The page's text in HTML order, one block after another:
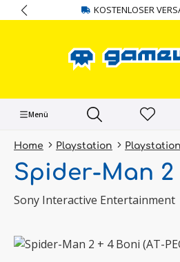
springen KOSTENLOSER
Menü
Home Playstation
Spider-Man 2
Sony Interactive Entertainment
Bildergalerie überspringen